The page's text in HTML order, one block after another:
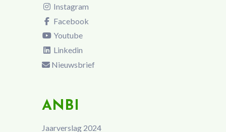
Instagram
Facebook
Youtube
Linkedin
Nieuwsbrief
ANBI
Jaarverslag 2024